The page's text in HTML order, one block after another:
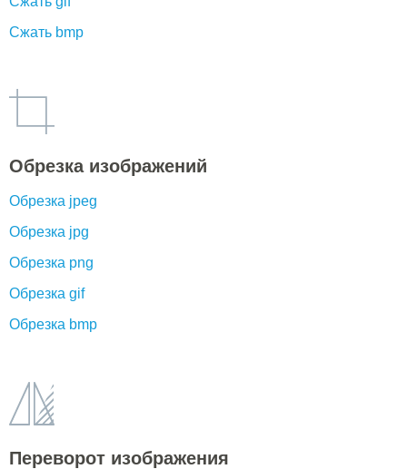
Сжать bmp
Обрезка изображений
Обрезка jpeg
Обрезка jpg
Обрезка png
Обрезка gif
Обрезка bmp
Переворот изображения